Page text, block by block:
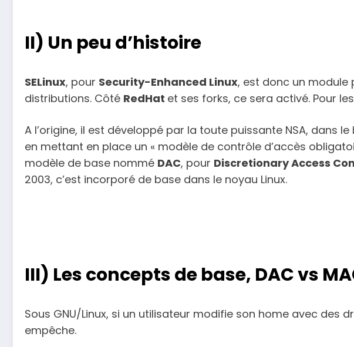
II) Un peu d’histoire
SELinux, pour Security-Enhanced Linux, est donc un module
distributions. Côté RedHat et ses forks, ce sera activé. Pour
A l’origine, il est développé par la toute puissante NSA, dans
en mettant en place un « modèle de contrôle d’accès
modèle de base nommé DAC, pour Discretionary Access
2003, c’est incorporé de base dans le noyau Linux.
III) Les concepts de base, DAC vs
Sous GNU/Linux, si un utilisateur modifie son home avec des
empêche.